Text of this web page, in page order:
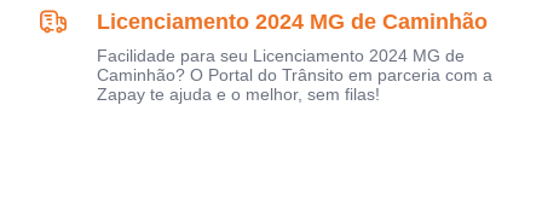
Licenciamento 2024 MG de Caminhão
Facilidade para seu Licenciamento 2024 MG de
Caminhão? O Portal do Trânsito em parceria com a
Zapay te ajuda e o melhor, sem filas!